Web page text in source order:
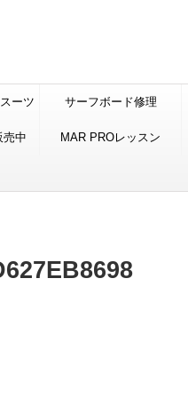
ーツ サーフボード修理
売中 MAR PROレッスン